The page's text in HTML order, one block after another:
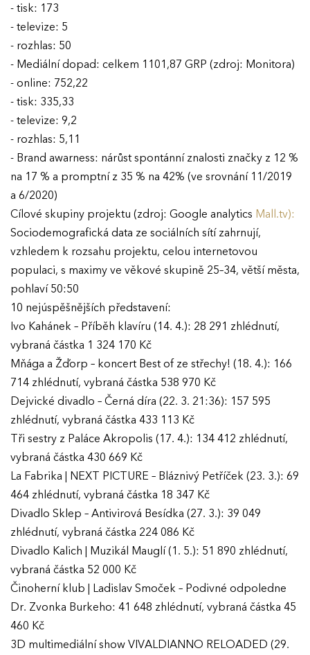
- tisk: 173
- televize: 5
- rozhlas: 50
- Mediální dopad: celkem 1101,87 GRP (zdroj: Monitora)
- online: 752,22
- tisk: 335,33
- televize: 9,2
- rozhlas: 5,11
- Brand awarness: nárůst spontánní znalosti značky z 12 %
na 17 % a promptní z 35 % na 42% (ve srovnání 11/2019
a 6/2020)
Cílové skupiny projektu (zdroj: Google analytics Mall.tv):
Sociodemografická data ze sociálních sítí zahrnují,
vzhledem k rozsahu projektu, celou internetovou
populaci, s maximy ve věkové skupině 25–34, větší města,
pohlaví 50:50
10 nejúspěšnějších představení:
Ivo Kahánek – Příběh klavíru (14. 4.): 28 291 zhlédnutí,
vybraná částka 1 324 170 Kč
Mňága a Žďorp – koncert Best of ze střechy! (18. 4.): 166
714 zhlédnutí, vybraná částka 538 970 Kč
Dejvické divadlo – Černá díra (22. 3. 21:36): 157 595
zhlédnutí, vybraná částka 433 113 Kč
Tři sestry z Paláce Akropolis (17. 4.): 134 412 zhlédnutí,
vybraná částka 430 669 Kč
La Fabrika | NEXT PICTURE – Bláznivý Petříček (23. 3.): 69
464 zhlédnutí, vybraná částka 18 347 Kč
Divadlo Sklep – Antivirová Besídka (27. 3.): 39 049
zhlédnutí, vybraná částka 224 086 Kč
Divadlo Kalich | Muzikál Mauglí (1. 5.): 51 890 zhlédnutí,
vybraná částka 52 000 Kč
Činoherní klub | Ladislav Smoček – Podivné odpoledne
Dr. Zvonka Burkeho: 41 648 zhlédnutí, vybraná částka 45
460 Kč
3D multimediální show VIVALDIANNO RELOADED (29.